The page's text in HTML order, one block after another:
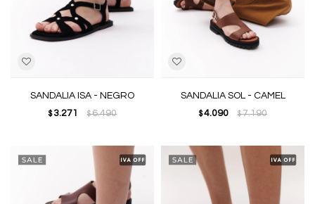
SANDALIA ISA - NEGRO
$ 3.271 $6.490
SANDALIA SOL - CAMEL
$ 4.090 $7.190